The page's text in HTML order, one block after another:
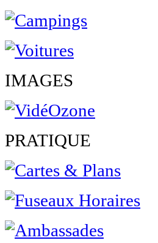
IMAGES
PRATIQUE